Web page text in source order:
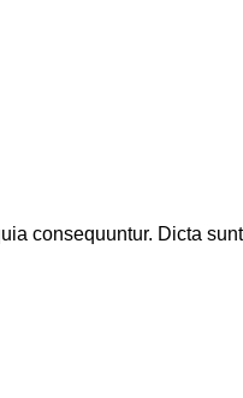
consequuntur. Dicta